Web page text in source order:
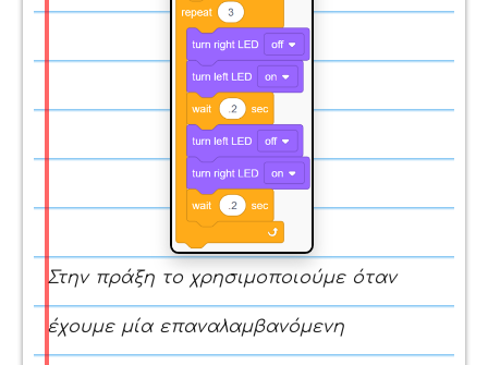
Στην πράξη το χρησιμοποιούμε όταν
έχουμε μία επαναλαμβανόμενη